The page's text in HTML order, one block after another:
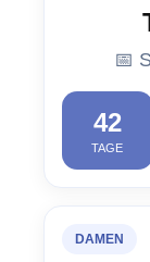
📅
42
TAGE
DAMEN